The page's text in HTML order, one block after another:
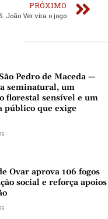
PRÓXIMO
João Ver vira o jogo
Pedro de Maceda —
seminatural, um
florestal sensível e um
público que exige
Ovar aprova 106 fogos
social e reforça apoios